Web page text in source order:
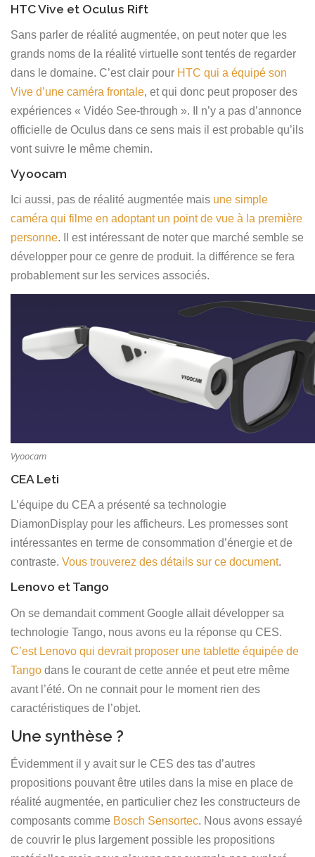
HTC Vive et Oculus Rift
Sans parler de réalité augmentée, on peut noter que les
grands noms de la réalité virtuelle sont tentés de regarder
dans le domaine. C’est clair pour HTC qui a équipé son
Vive d’une caméra frontale, et qui donc peut proposer des
expériences « Vidéo See-through ». Il n’y a pas d’annonce
officielle de Oculus dans ce sens mais il est probable qu’ils
vont suivre le même chemin.
Vyoocam
Ici aussi, pas de réalité augmentée mais une simple
caméra qui filme en adoptant un point de vue à la première
personne. Il est intéressant de noter que marché semble se
développer pour ce genre de produit. la différence se fera
probablement sur les services associés.
Vyoocam
CEA Leti
L’équipe du CEA a présenté sa technologie
DiamonDisplay pour les afficheurs. Les promesses sont
intéressantes en terme de consommation d’énergie et de
contraste. Vous trouverez des détails sur ce document.
Lenovo et Tango
On se demandait comment Google allait développer sa
technologie Tango, nous avons eu la réponse qu CES.
C’est Lenovo qui devrait proposer une tablette équipée de
Tango dans le courant de cette année et peut etre même
avant l’été. On ne connait pour le moment rien des
caractéristiques de l’objet.
Une synthèse ?
Évidemment il y avait sur le CES des tas d’autres
propositions pouvant être utiles dans la mise en place de
réalité augmentée, en particulier chez les constructeurs de
composants comme Bosch Sensortec. Nous avons essayé
de couvrir le plus largement possible les propositions